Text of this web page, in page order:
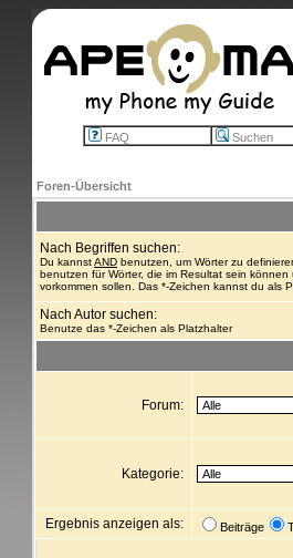
FAQ Suchen
Foren-Übersicht
Nach Begriffen suchen:
Du kannstAND benutzen, um Wörter zu
benutzen für Wörter, die im Resultat sein können
vorkommen sollen. Das *-Zeichen kannst du als
Nach Autor suchen:
Benutze das *-Zeichen als Platzhalter
Forum:
Kategorie:
Ergebnis anzeigen als: Beiträge